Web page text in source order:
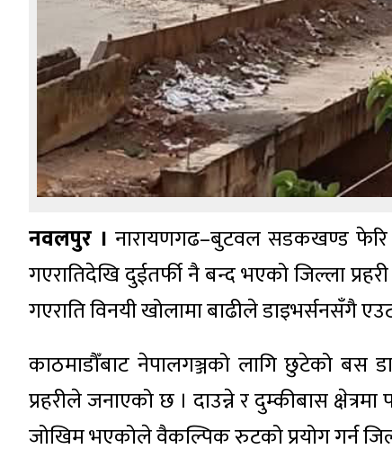
नवलपुर । नारायणगढ–बुटवल सडकखण्ड
गएरातिदेखि दुईतर्फी नै बन्द भएको जिल्ला
गएराति विनयी खोलामा बाढीले डाइभर्सनसँगै
काठमाडाैँबाट नेपालगञ्जको लागि छुटेको बस
प्रहरीले जनाएको छ । दाउन्ने र दुम्कीबास
जोखिम भएकोले वैकल्पिक रुटको प्रयोग गर्न